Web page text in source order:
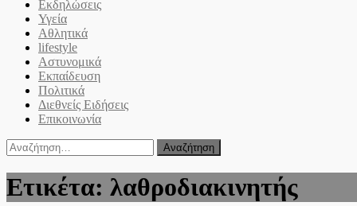
Εκδηλώσεις
Υγεία
Αθλητικά
lifestyle
Αστυνομικά
Εκπαίδευση
Πολιτικά
Διεθνείς Ειδήσεις
Επικοινωνία
Αναζήτηση
για:
Ετικέτα: λαθροδιακινητής